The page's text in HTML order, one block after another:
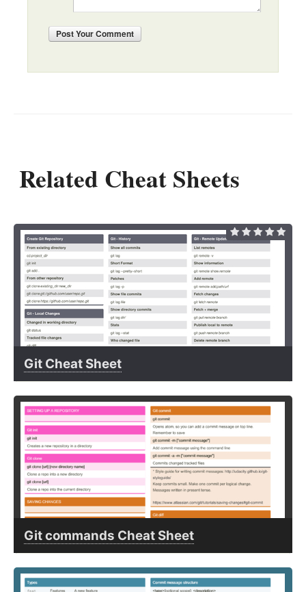
PostYour Comment
Related Cheat Sheets
Git Cheat Sheet
Git commands Cheat Sheet